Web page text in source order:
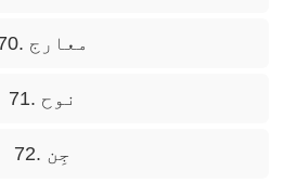
70. معارج
71. نوح
72. جِن